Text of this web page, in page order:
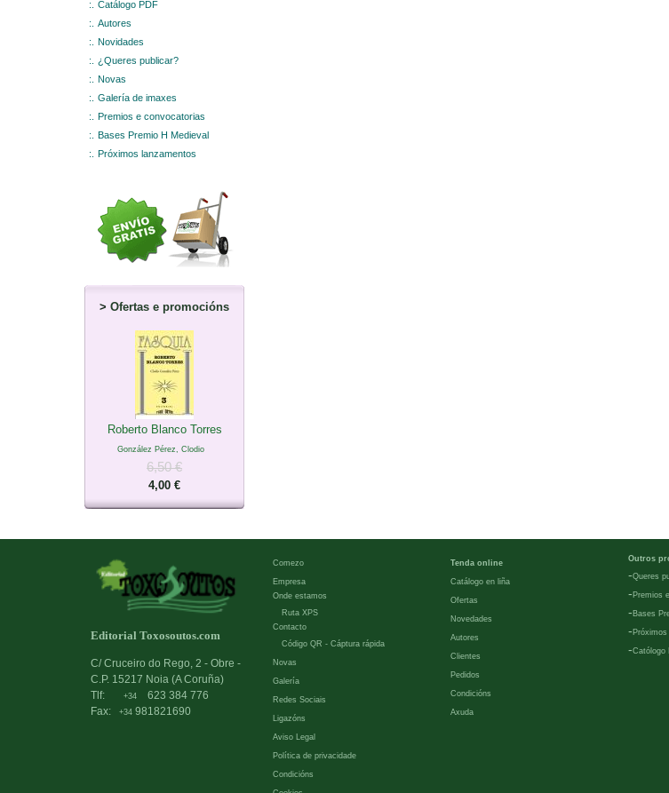
:.
Catálogo PDF
:.
Autores
:.
Novidades
:.
¿Queres publicar?
:.
Novas
:.
Galería de imaxes
:.
Premios e convocatorias
:.
Bases Premio H Medieval
:.
Próximos lanzamentos
> Ofertas e promocións
Roberto Blanco Torres
González Pérez, Clodio
6,50 €
4,00 €
Editorial Toxosoutos.com
C/ Cruceiro do Rego, 2 - Obre -
C.P. 15217 Noia (A Coruña)
Tlf:
+34
623 384 776
Fax:
+34 981821690
Comezo
Empresa
Onde estamos
Ruta XPS
Contacto
Código QR - Cáptura rápida
Novas
Galería
Redes Sociais
Ligazóns
Aviso Legal
Política de privacidade
Condicións
Tenda online
Catálogo en liña
Ofertas
Novedades
Autores
Clientes
Pedidos
Condicións
Axuda
Outros
-Queres
- Premios
- Bases
-
-Católogo